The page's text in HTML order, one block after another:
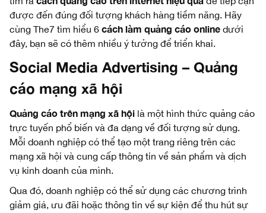
được đến đúng đối tượng khách hàng tiềm năng. Hãy
cùng The7 tìm hiểu 6 cách làm quảng cáo online dưới
đây, bạn sẽ có thêm nhiều ý tưởng để triển khai.
Social Media Advertising – Quảng
cáo mạng xã hội
Quảng cáo trên mạng xã hội là một hình thức quảng cáo
trực tuyến phổ biến và đa dạng về đối tượng sử dụng.
Mỗi doanh nghiệp có thể tạo một trang riêng trên các
mạng xã hội và cung cấp thông tin về sản phẩm và dịch
vụ kinh doanh của mình.
Qua đó, doanh nghiệp có thể sử dụng các chương trình
giảm giá, ưu đãi hoặc thông tin về sự kiện để thu hút sự